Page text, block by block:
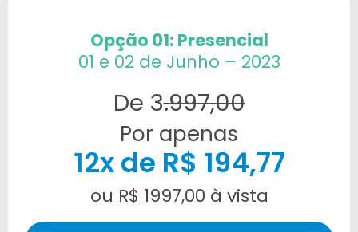
Opção 01: Presencial
01 e 02 de Junho – 2023
De 3.997,00
Por apenas
12x de R$ 194,77
ou R$ 1997,00 à vista